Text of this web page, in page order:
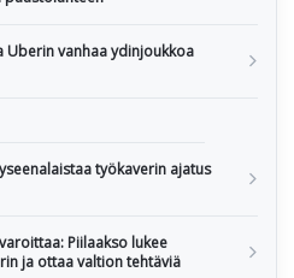
Uberin vanhaa ydinjoukkoa
työkaverin ajatus
Piilaakso lukee
ja ottaa valtion tehtäviä